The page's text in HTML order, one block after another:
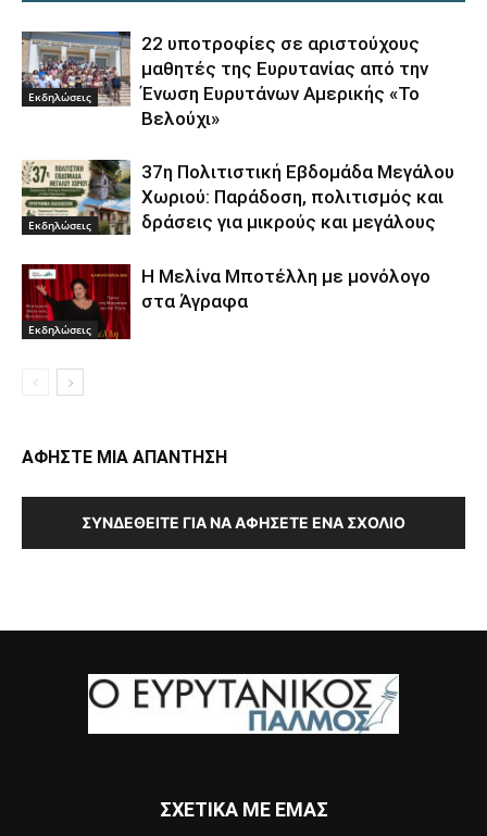
Εκδηλώσεις
22 υποτροφίες σε αριστούχους
μαθητές της Ευρυτανίας από την
Ένωση Ευρυτάνων Αμερικής «Το
Βελούχι»
Εκδηλώσεις
37η Πολιτιστική Εβδομάδα Μεγάλου
Χωριού: Παράδοση, πολιτισμός και
δράσεις για μικρούς και μεγάλους
Εκδηλώσεις
Η Μελίνα Μποτέλλη με μονόλογο
στα Άγραφα
ΑΦΗΣΤΕ ΜΙΑ ΑΠΑΝΤΗΣΗ
ΣΥΝΔΕΘΕΊΤΕ ΓΙΑ ΝΑ ΑΦΉΣΕΤΕ ΈΝΑ ΣΧΌΛΙΟ
ΣΧΕΤΙΚΑ ΜΕ ΕΜΑΣ